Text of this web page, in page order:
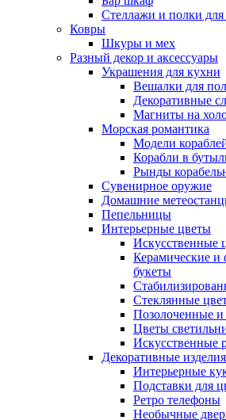
Стеллажи и полки для
Ковры
Шкуры и мех
Разный декор и аксессуары
Украшения для кухни
Вешалки для
Декоративные
Магниты на
Морская романтика
Модели
Корабли в
Рынды
Сувенирное оружие
Домашние
Пепельницы
Интерьерные цветы
Искусственные
Керамические
букеты
Стеклянные
Позолоченные и
Цветы
Искусственные
Декоративные
Интерьерные
Подставки для
Ретро телефоны
Необычные